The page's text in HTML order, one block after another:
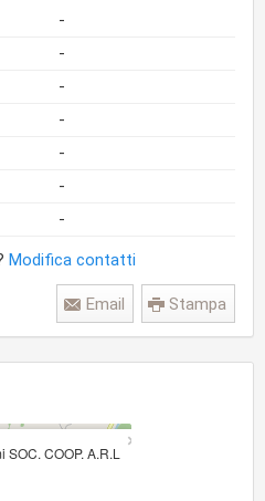
-
-
-
-
-
-
-
Modifica contatti
Stampa
Email
COOP. A.R.L
×